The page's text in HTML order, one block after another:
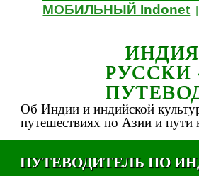
МОБИЛЬНЫЙ Indonet
РУССКИ
Об Индии и индийской
путешествиях по Азии и пути
ПУТЕВОДИТЕЛЬ ПО